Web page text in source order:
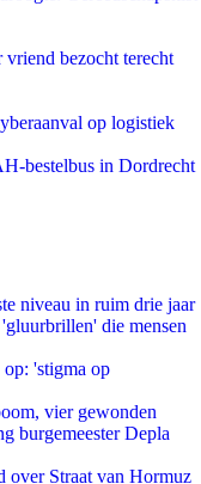
vriend bezocht terecht
op logistiek
bestelbus in Dordrecht
niveau in ruim drie jaar
die mensen
'stigma op
vier gewonden
burgemeester Depla
over Straat van Hormuz